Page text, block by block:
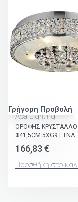
Γρήγορη Προβολή
Aca Lighting
ΟΡΟΦΗΣ ΚΡΥΣΤΑΛΛΟ
Φ41,5CM 5ΧG9 ETNA
166,83€
Προσθήκη στο